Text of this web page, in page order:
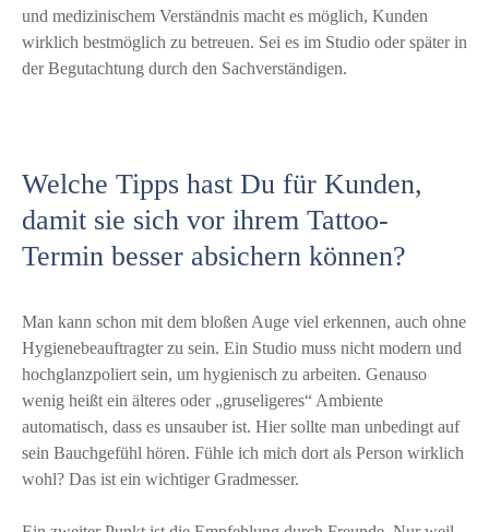
und medizinischem Verständnis macht es möglich, Kunden
wirklich bestmöglich zu betreuen. Sei es im Studio oder später in
der Begutachtung durch den Sachverständigen.
Welche Tipps hast Du für Kunden,
damit sie sich vor ihrem Tattoo-
Termin besser absichern können?
Man kann schon mit dem bloßen Auge viel erkennen, auch ohne
Hygienebeauftragter zu sein. Ein Studio muss nicht modern und
hochglanzpoliert sein, um hygienisch zu arbeiten. Genauso
wenig heißt ein älteres oder „gruseligeres“ Ambiente
automatisch, dass es unsauber ist. Hier sollte man unbedingt auf
sein Bauchgefühl hören. Fühle ich mich dort als Person wirklich
wohl? Das ist ein wichtiger Gradmesser.